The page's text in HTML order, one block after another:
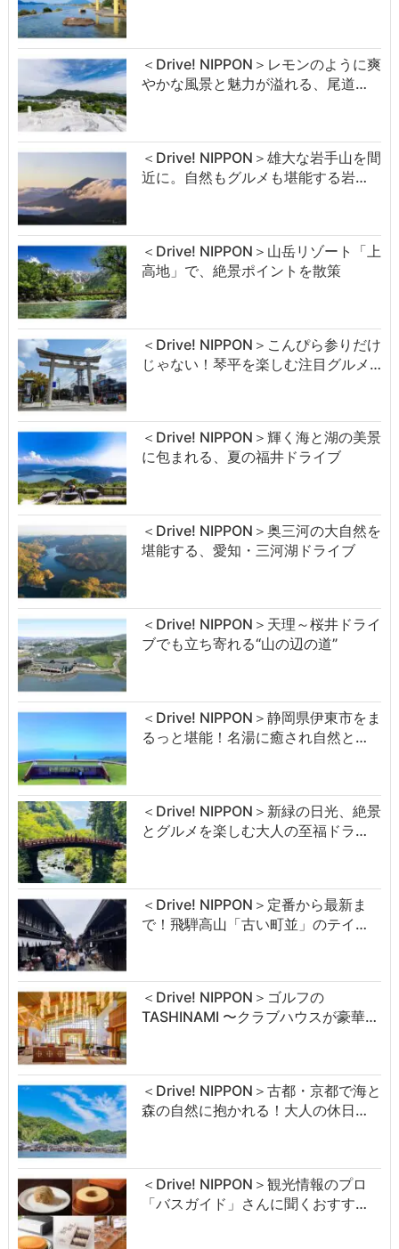
＜Drive! NIPPON＞レモンのように爽
やかな風景と魅力が溢れる、尾道…
＜Drive! NIPPON＞雄大な岩手山を間
近に。自然もグルメも堪能する岩…
＜Drive! NIPPON＞山岳リゾート「上
高地」で、絶景ポイントを散策
＜Drive! NIPPON＞こんぴら参りだけ
じゃない！琴平を楽しむ注目グルメ…
＜Drive! NIPPON＞輝く海と湖の美景
に包まれる、夏の福井ドライブ
＜Drive! NIPPON＞奥三河の大自然を
堪能する、愛知・三河湖ドライブ
＜Drive! NIPPON＞天理～桜井ドライ
ブでも立ち寄れる“山の辺の道”
＜Drive! NIPPON＞静岡県伊東市をま
るっと堪能！名湯に癒され自然と…
＜Drive! NIPPON＞新緑の日光、絶景
とグルメを楽しむ大人の至福ドラ…
＜Drive! NIPPON＞定番から最新ま
で！飛騨高山「古い町並」のテイ…
＜Drive! NIPPON＞ゴルフの
TASHINAMI 〜クラブハウスが豪華…
＜Drive! NIPPON＞古都・京都で海と
森の自然に抱かれる！大人の休日…
＜Drive! NIPPON＞観光情報のプロ
「バスガイド」さんに聞くおすす…